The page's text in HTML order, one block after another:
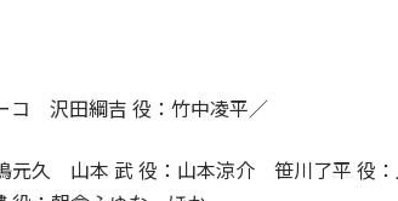
コ 沢田綱吉 役：竹中凌平／
元久 山本 武 役：山本涼介 笹川了平 役